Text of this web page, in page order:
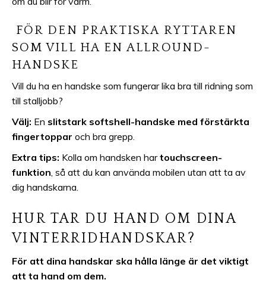
FÖR DEN PRAKTISKA RYTTAREN
SOM VILL HA EN ALLROUND-
HANDSKE
Vill du ha en handske som fungerar lika bra till ridning som
till stalljobb?
Välj: En slitstark softshell-handske med förstärkta
fingertoppar och bra grepp.
Extra tips: Kolla om handsken hartouchscreen-
funktion , så att du kan använda mobilen utan att ta av
dig handskarna.
HUR TAR DU HAND OM DINA
VINTERRIDHANDSKAR?
För att dina handskar ska hålla länge är det viktigt
att ta hand om dem.